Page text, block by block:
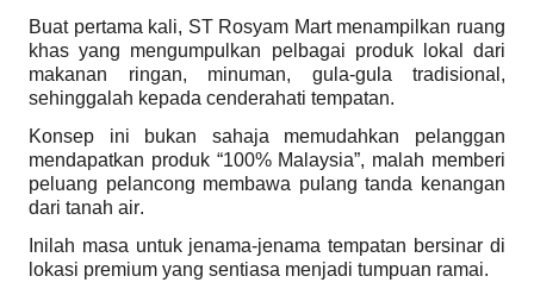
Buat pertama kali, ST Rosyam Mart menampilkan ruang
khas yang mengumpulkan pelbagai produk lokal dari
makanan ringan, minuman, gula-gula tradisional,
sehinggalah kepada cenderahati tempatan.
Konsep ini bukan sahaja memudahkan pelanggan
mendapatkan produk “100% Malaysia”, malah memberi
peluang pelancong membawa pulang tanda kenangan
dari tanah air.
Inilah masa untuk jenama-jenama tempatan bersinar di
lokasi premium yang sentiasa menjadi tumpuan ramai.